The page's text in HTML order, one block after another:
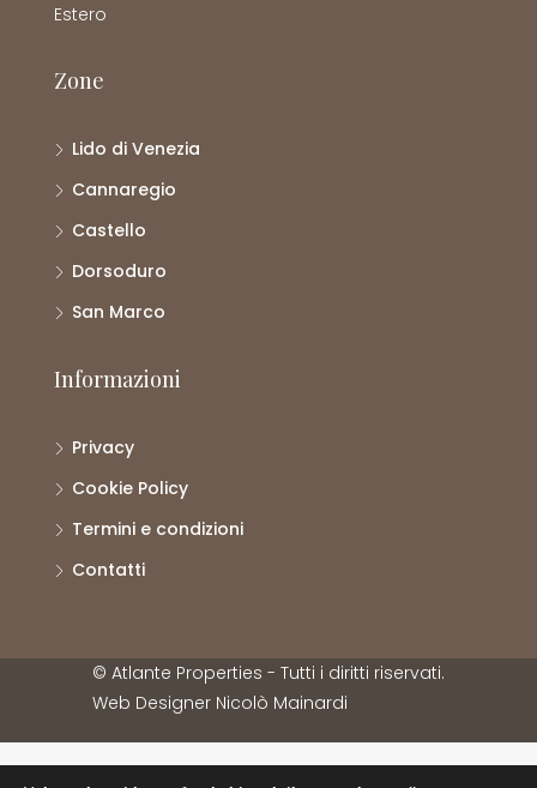
Estero
Zone
Lido di Venezia
Cannaregio
Castello
Dorsoduro
San Marco
Informazioni
Privacy
Cookie Policy
Termini e condizioni
Contatti
© Atlante Properties - Tutti i diritti riservati.
Web Designer Nicolò Mainardi